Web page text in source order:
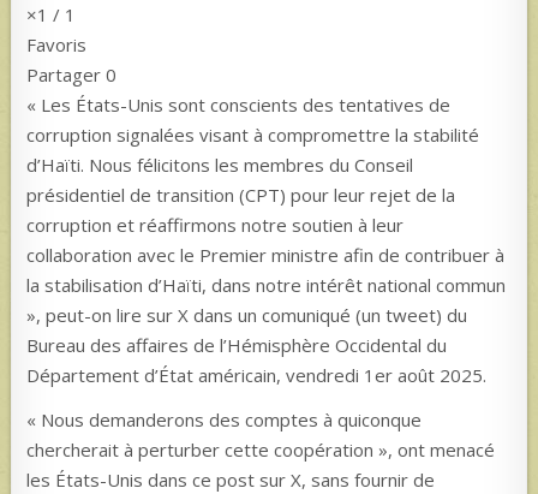
×1 / 1
Favoris
Partager 0
« Les États-Unis sont conscients des tentatives de
corruption signalées visant à compromettre la stabilité
d’Haïti. Nous félicitons les membres du Conseil
présidentiel de transition (CPT) pour leur rejet de la
corruption et réaffirmons notre soutien à leur
collaboration avec le Premier ministre afin de contribuer à
la stabilisation d’Haïti, dans notre intérêt national commun
», peut-on lire sur X dans un comuniqué (un tweet) du
Bureau des affaires de l’Hémisphère Occidental du
Département d’État américain, vendredi 1er août 2025.
« Nous demanderons des comptes à quiconque
chercherait à perturber cette coopération », ont menacé
les États-Unis dans ce post sur X, sans fournir de